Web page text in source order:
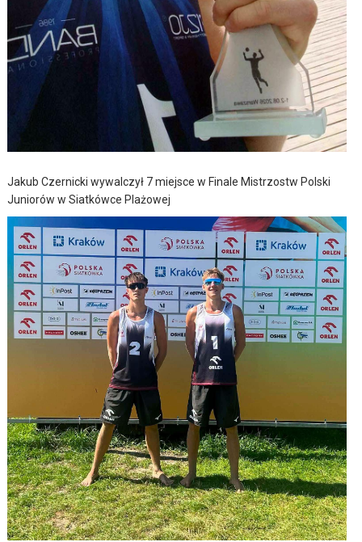
Jakub Czernicki wywalczył 7 miejsce w Finale Mistrzostw Polski
Juniorów w Siatkówce Plażowej